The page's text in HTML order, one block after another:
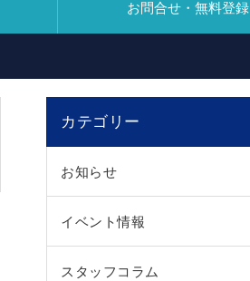
お問合せ・無料登録
カテゴリー
お知らせ
イベント情報
スタッフコラム